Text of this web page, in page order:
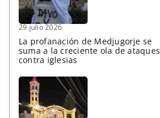
29 julio 2026
La profanación de Medjugorje se
suma a la creciente ola de ataques
contra iglesias